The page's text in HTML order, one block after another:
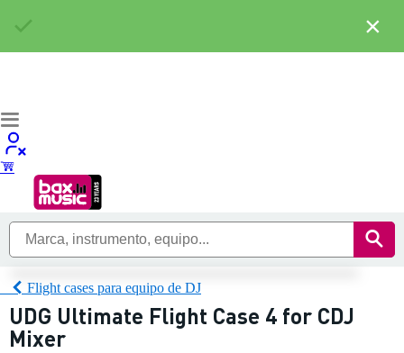
Flight cases para equipo de DJ
UDG Ultimate Flight Case 4 for CDJ
Mixer
×